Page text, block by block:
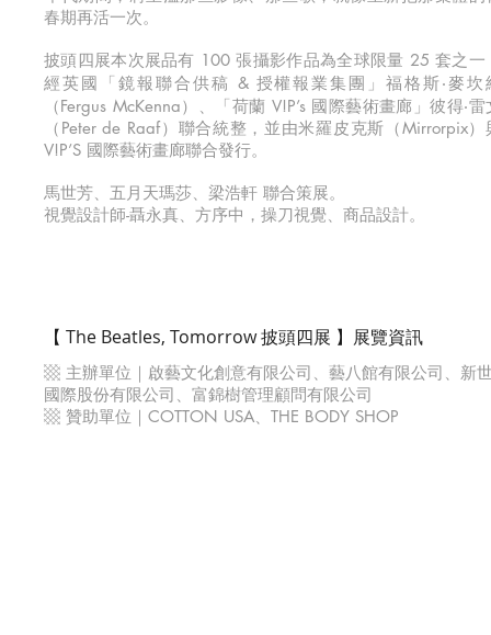
春期再活一次。
披頭四展本次展品有 100 張攝影作品為全球限量 25 套之一
經英國「鏡報聯合供稿 & 授權報業集團」福格斯‧麥坎
（Fergus McKenna）、「荷蘭 V!P’s 國際藝術畫廊」彼得‧雷
（Peter de Raaf）聯合統整，並由米羅皮克斯（Mirrorpix）
V!P’S 國際藝術畫廊聯合發行。
馬世芳、五月天瑪莎、梁浩軒 聯合策展。
視覺設計師-聶永真、方序中，操刀視覺、商品設計。
【 The Beatles, Tomorrow 披頭四展 】展覽資訊
▩ 主辦單位｜啟藝文化創意有限公司、藝八館有限公司、新
國際股份有限公司、富錦樹管理顧問有限公司
▩ 贊助單位｜COTTON USA、THE BODY SHOP